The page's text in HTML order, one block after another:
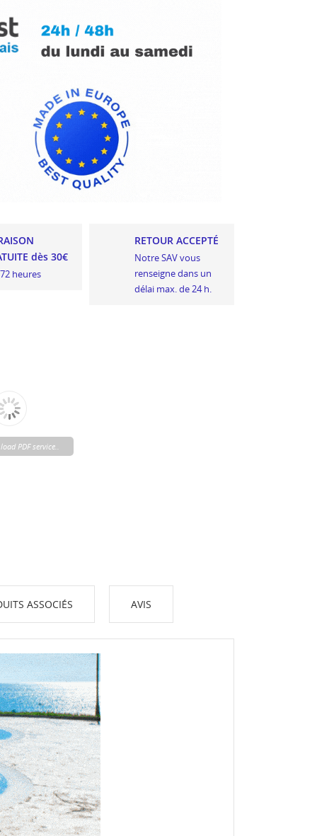
dès 30€
heures
RETOUR ACCEPTÉ
Notre SAV vous
renseigne dans un
délai max. de 24 h.
PDF service..
ASSOCIÉS AVIS